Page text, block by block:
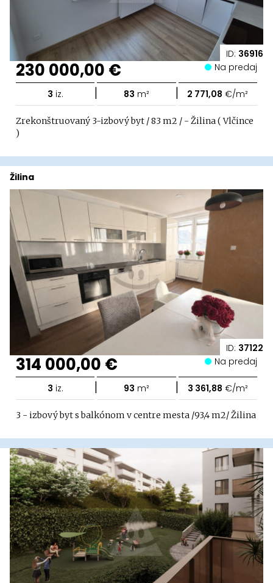
ID: 36916
230 000,00 € Na predaj
3 iz. | 83 m² | 2 771,08 €/m²
Zrekonštruovaný 3-izbový byt / 83 m2 / - Žilina ( Vlčince
)
ID: 37122
Žilina
314 000,00 € Na predaj
3 iz. | 93 m² | 3 361,88 €/m²
3 - izbový byt s balkónom v centre mesta /93,4 m2/ Žilina